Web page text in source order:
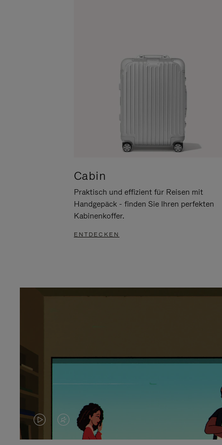
Cabin
Praktisch und effizient für Reisen mit
Handgepäck - finden Sie Ihren perfekten
Kabinenkoffer.
ENTDECKEN
DASVIDEO